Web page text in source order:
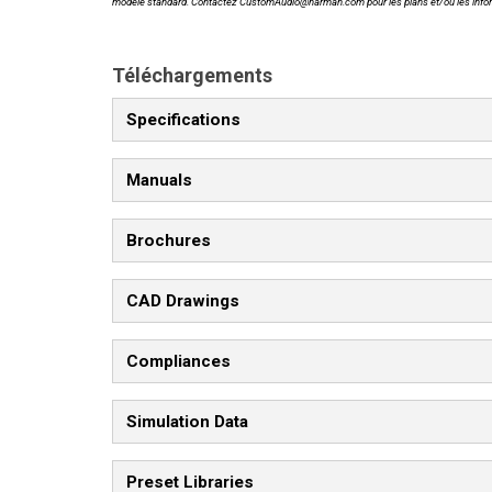
Téléchargements
Specifications
Manuals
Brochures
CAD Drawings
Compliances
Simulation Data
Preset Libraries